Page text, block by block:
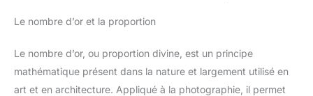
Le nombre d’or et la proportion
Le nombre d’or, ou proportion divine, est un principe
mathématique présent dans la nature et largement utilisé en
art et en architecture. Appliqué à la photographie, il permet